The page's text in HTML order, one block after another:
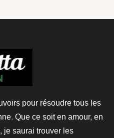
pour résoudre tous les
Que ce soit en amour, en
je saurai trouver les